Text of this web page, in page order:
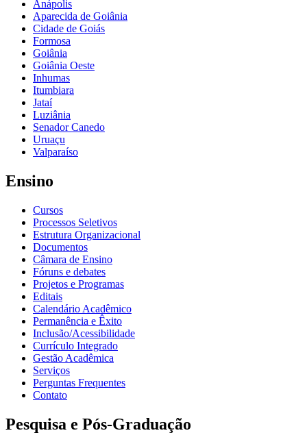
Anápolis
Aparecida de Goiânia
Cidade de Goiás
Formosa
Goiânia
Goiânia Oeste
Inhumas
Itumbiara
Jataí
Luziânia
Senador Canedo
Uruaçu
Valparaíso
Ensino
Cursos
Processos Seletivos
Estrutura Organizacional
Documentos
Câmara de Ensino
Fóruns e debates
Projetos e Programas
Editais
Calendário Acadêmico
Permanência e Êxito
Inclusão/Acessibilidade
Currículo Integrado
Gestão Acadêmica
Serviços
Perguntas Frequentes
Contato
Pesquisa e Pós-Graduação